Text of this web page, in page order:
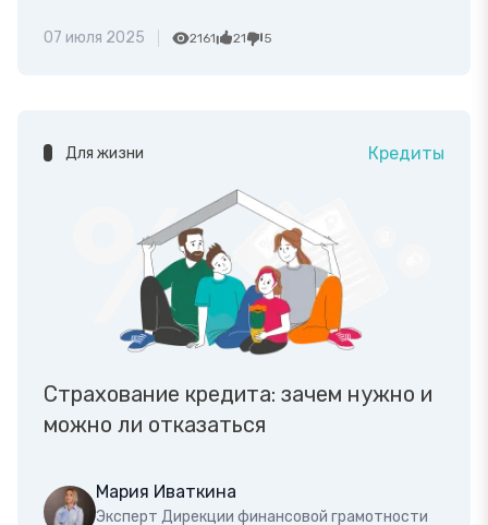
07 июля 2025 2161 21 5
Для жизни Кредиты
Страхование кредита: зачем нужно и
можно ли отказаться
Мария Иваткина
Эксперт Дирекции финансовой грамотности